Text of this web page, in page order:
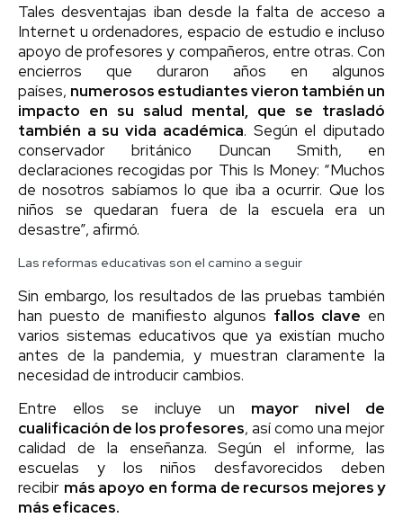
Tales desventajas iban desde la falta de acceso a
Internet u ordenadores, espacio de estudio e incluso
apoyo de profesores y compañeros, entre otras. Con
encierros que duraron años en algunos
países, numerosos estudiantes vieron también un
impacto en su salud mental, que se trasladó
también a su vida académica. Según el diputado
conservador británico Duncan Smith, en
declaraciones recogidas por This Is Money: “Muchos
de nosotros sabíamos lo que iba a ocurrir. Que los
niños se quedaran fuera de la escuela era un
desastre”, afirmó.
Las reformas educativas son el camino a seguir
Sin embargo, los resultados de las pruebas también
han puesto de manifiesto algunos fallos clave en
varios sistemas educativos que ya existían mucho
antes de la pandemia, y muestran claramente la
necesidad de introducir cambios.
Entre ellos se incluye un mayor nivel de
cualificación de los profesores, así como una mejor
calidad de la enseñanza. Según el informe, las
escuelas y los niños desfavorecidos deben
recibir más apoyo en forma de recursos mejores y
más eficaces.